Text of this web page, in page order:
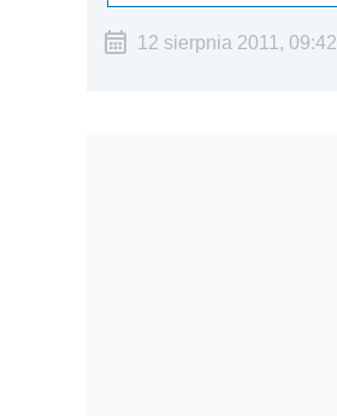
12 sierpnia 2011, 09:42